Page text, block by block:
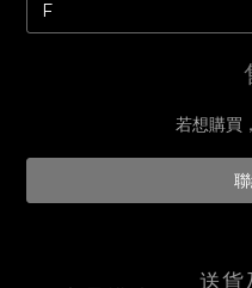
若想購買
送貨